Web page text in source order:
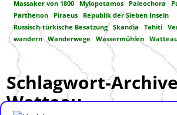
Massaker von 1800
Mylopotamos Paleochora
Parthenon
Piraeus
Republik der Sieben Inseln
Russisch-türkische Besatzung
Skandia Tahiti
wandern
Wanderwege Wassermühlen
Schlagwort-
Watteau